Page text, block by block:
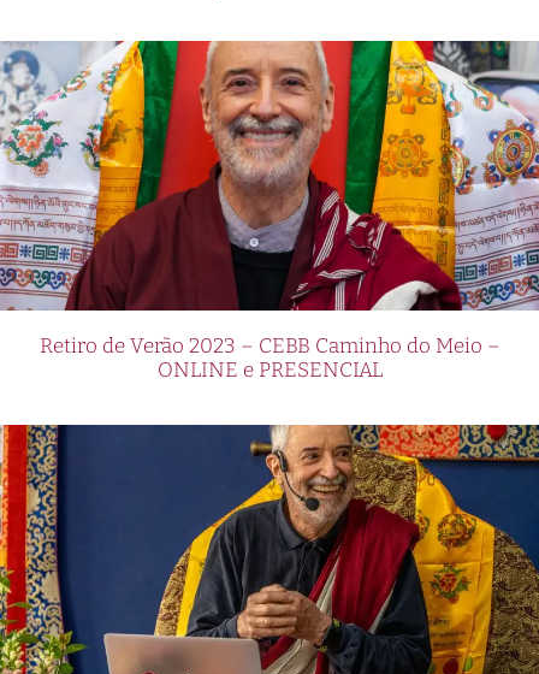
Retiro de Verão 2023 – CEBB Caminho do Meio –
ONLINE e PRESENCIAL